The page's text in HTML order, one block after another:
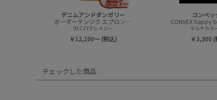
デニムアンドダンガリー
ボーダーテンジク エプロンツキ L/S TEE(8分袖)
91CZYクレイジー
￥12,100～ (税込)
コンベッ
マルチカラ
￥3,300 (
チェックした商品